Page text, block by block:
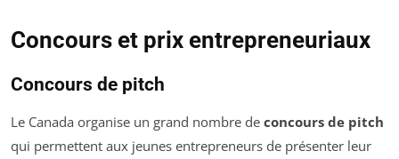
Concours et prix entrepreneuriaux
Concours de pitch
Le Canada organise un grand nombre de concours de pitch
qui permettent aux jeunes entrepreneurs de présenter leur